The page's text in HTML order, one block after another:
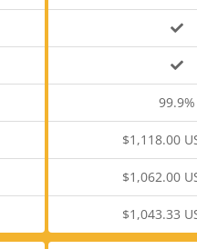
99.9%
$1,118.00
$1,062.00
$1,043.33